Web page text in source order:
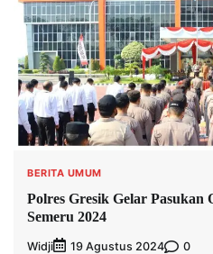
BERITA UMUM
Polres Gresik Gelar Pasukan
Semeru 2024
Widji 19 Agustus 2024 0